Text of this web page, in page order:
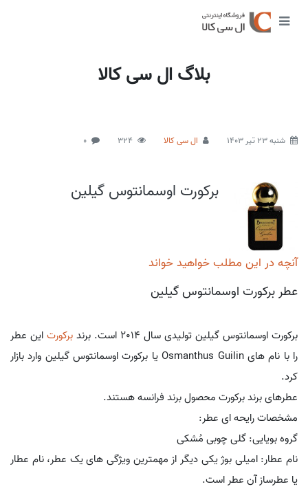
بلاگ ال سی کالا
شنبه 23 تیر 1403 ال سی کالا 324
0
برکورت اوسمانتوس گیلین
آنچه در این مطلب خواهید خواند
عطر برکورت اوسمانتوس گیلین
برکورت اوسمانتوس گیلین تولیدی سال 2014 است. برند برکورت این عطر
را با نام های Osmanthus Guilin یا برکورت اوسمانتوس گیلین وارد بازار
کرد.
عطرهای برند برکورت محصول برند فرانسه هستند.
مشخصات رایحه ای عطر:
گروه بویایی: گلی چوبی مُشکی
نام عطار: امیلی بوژ یکی دیگر از مهمترین ویژگی های یک عطر، نام عطار
یا عطرساز آن عطر است.